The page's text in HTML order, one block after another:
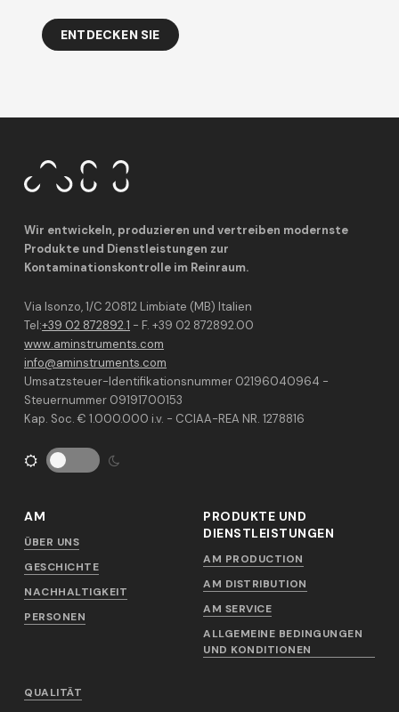
ENTDECKEN SIE
Wir entwickeln, produzieren und vertreiben modernste
Produkte und Dienstleistungen zur
Kontaminationskontrolle im Reinraum.
Via Isonzo, 1/C 20812 Limbiate (MB) Italien
Tel:+39 02 872892.1 - F. +39 02 872892.00
www.aminstruments.com
info@aminstruments.com
Umsatzsteuer-Identifikationsnummer 02196040964 -
Steuernummer 09191700153
Kap. Soc. € 1.000.000 i.v. - CCIAA-REA NR. 1278816
AM
ÜBER UNS
GESCHICHTE
NACHHALTIGKEIT
PERSONEN
PRODUKTE UND
DIENSTLEISTUNGEN
AM PRODUCTION
AM DISTRIBUTION
AM SERVICE
ALLGEMEINE BEDINGUNGEN
UND KONDITIONEN
QUALITÄT